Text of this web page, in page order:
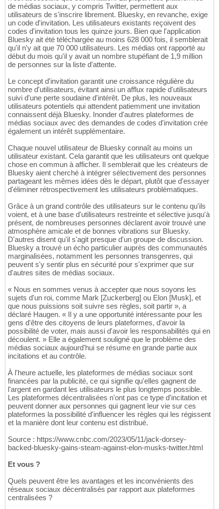
de médias sociaux, y compris Twitter, permettent aux
utilisateurs de s'inscrire librement. Bluesky, en revanche, exige
un code d'invitation. Les utilisateurs existants reçoivent des
codes d'invitation tous les quinze jours. Bien que l'application
Bluesky ait été téléchargée au moins 628 000 fois, il semblerait
qu'il n'y ait que 70 000 utilisateurs. Les médias ont rapporté au
début du mois qu'il y avait un nombre stupéfiant de 1,9 million
de personnes sur la liste d'attente.
Le concept d'invitation garantit une croissance régulière du
nombre d'utilisateurs, évitant ainsi un afflux rapide d'utilisateurs
suivi d'une perte soudaine d'intérêt. De plus, les nouveaux
utilisateurs potentiels qui attendent patiemment une invitation
connaissent déjà Bluesky. Inonder d'autres plateformes de
médias sociaux avec des demandes de codes d'invitation crée
également un intérêt supplémentaire.
Chaque nouvel utilisateur de Bluesky connaît au moins un
utilisateur existant. Cela garantit que les utilisateurs ont quelque
chose en commun à afficher. Il semblerait que les créateurs de
Bluesky aient cherché à intégrer sélectivement des personnes
partageant les mêmes idées dès le départ, plutôt que d'essayer
d'éliminer rétrospectivement les utilisateurs problématiques.
Grâce à un grand contrôle des utilisateurs sur le contenu qu'ils
voient, et à une base d'utilisateurs restreinte et sélective jusqu'à
présent, de nombreuses personnes déclarent avoir trouvé une
atmosphère amicale et de bonnes vibrations sur Bluesky.
D'autres disent qu'il s'agit presque d'un groupe de discussion.
Bluesky a trouvé un écho particulier auprès des communautés
marginalisées, notamment les personnes transgenres, qui
peuvent s'y sentir plus en sécurité pour s'exprimer que sur
d'autres sites de médias sociaux.
« Nous en sommes venus à accepter que nous soyons les
sujets d'un roi, comme Mark [Zuckerberg] ou Elon [Musk], et
que nous puissions soit suivre ses règles, soit partir », a
déclaré Haugen. « Il y a une opportunité intéressante pour les
gens d'être des citoyens de leurs plateformes, d'avoir la
possibilité de voter, mais aussi d'avoir les responsabilités qui en
découlent. » Elle a également souligné que le problème des
médias sociaux aujourd'hui se résume en grande partie aux
incitations et au contrôle.
À l'heure actuelle, les plateformes de médias sociaux sont
financées par la publicité, ce qui signifie qu'elles gagnent de
l'argent en gardant les utilisateurs le plus longtemps possible.
Les plateformes décentralisées n'ont pas ce type d'incitation et
peuvent donner aux personnes qui gagnent leur vie sur ces
plateformes la possibilité d'influencer les règles qui les régissent
et la manière dont leur contenu est distribué.
Source : https://www.cnbc.com/2023/05/11/jack-dorsey-
backed-bluesky-gains-steam-against-elon-musks-twitter.html
Et vous ?
Quels peuvent être les avantages et les inconvénients des
réseaux sociaux décentralisés par rapport aux plateformes
centralisées ?